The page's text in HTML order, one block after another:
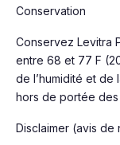
Conservation
Conservez Levitra
entre 68 et 77 F
de l’humidité et de
hors de portée des
Disclaimer (avis de